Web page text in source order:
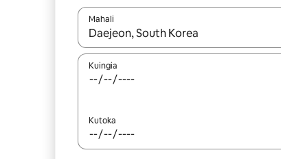
Mahali
Wakati matokeo yanapatikana, vinjari kwa
Kuingia
Kutoka